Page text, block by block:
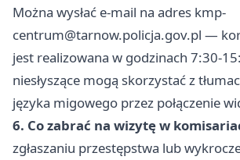
Można wysłać e-mail na adres kmp-
centrum@tarnow.policja.gov.pl —
jest realizowana w godzinach 7:30-
niesłyszące mogą skorzystać z
języka migowego przez połączenie
6. Co zabrać na wizytę w
zgłaszaniu przestępstwa lub